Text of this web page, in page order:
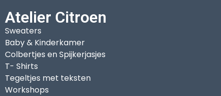
Atelier Citroen
Sweaters
Baby & Kinderkamer
Colbertjes en Spijkerjasjes
T- Shirts
Tegeltjes met teksten
Workshops